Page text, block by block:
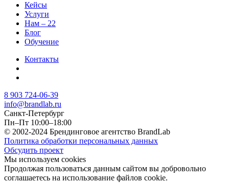
Кейсы
Услуги
Нам – 22
Блог
Обучение
Контакты
8 903 724-06-39
info@brandlab.ru
Санкт-Петербург
Пн–Пт 10:00–18:00
© 2002-2024 Брендинговое агентство BrandLab
Политика обработки персональных данных
Обсудить проект
Мы используем cookies
Продолжая пользоваться данным сайтом вы добровольно
соглашаетесь на использование файлов cookie.